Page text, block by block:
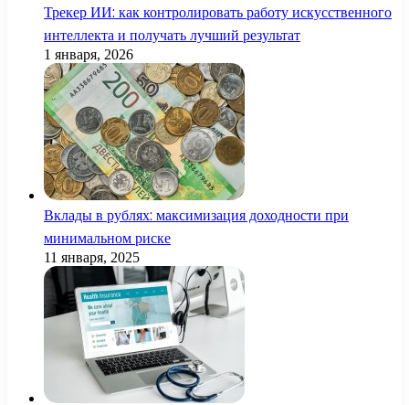
Трекер ИИ: как контролировать работу искусственного
интеллекта и получать лучший результат
1 января, 2026
Вклады в рублях: максимизация доходности при
минимальном риске
11 января, 2025